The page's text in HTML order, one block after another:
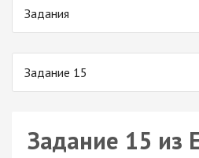
Задания
Задание 15
Задание 15 из